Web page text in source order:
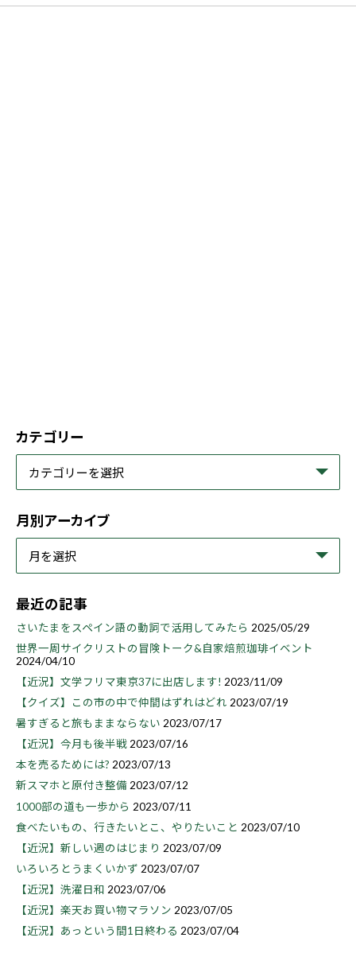
カテゴリー
月別アーカイブ
最近の記事
さいたまをスペイン語の動詞で活用してみたら 2025/05/29
世界一周サイクリストの冒険トーク&自家焙煎珈琲イベント
2024/04/10
【近況】文学フリマ東京37に出店します! 2023/11/09
【クイズ】この市の中で仲間はずれはどれ 2023/07/19
暑すぎると旅もままならない 2023/07/17
【近況】今月も後半戦 2023/07/16
本を売るためには? 2023/07/13
新スマホと原付き整備2023/07/12
1000部の道も一歩から 2023/07/11
食べたいもの、行きたいとこ、やりたいこと 2023/07/10
【近況】新しい週のはじまり 2023/07/09
いろいろとうまくいかず 2023/07/07
【近況】洗濯日和 2023/07/06
【近況】楽天お買い物マラソン 2023/07/05
【近況】あっという間1日終わる 2023/07/04